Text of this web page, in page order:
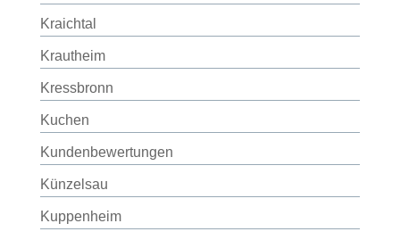
Kraichtal
Krautheim
Kressbronn
Kuchen
Kundenbewertungen
Künzelsau
Kuppenheim